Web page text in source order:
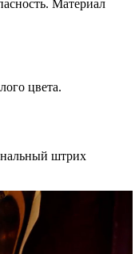
Материал
цвета.
штрих